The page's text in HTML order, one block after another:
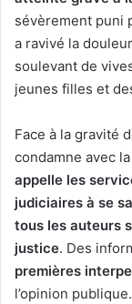
sévèrement puni
a ravivé la
soulevant de
jeunes filles et
Face à la gravité
condamne avec
appelle les
judiciaires à se
tous les auteurs
justice. Des
premières
l’opinion publique.